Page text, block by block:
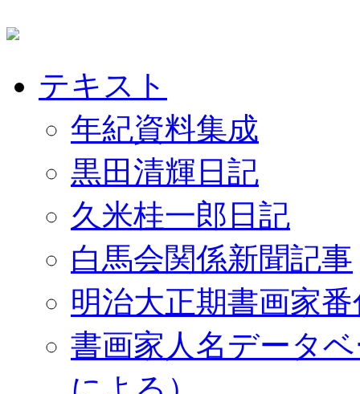
テキスト
年紀資料集成
黒田清輝日記
久米桂一郎日記
白馬会関係新聞記事
明治大正期書画家
書画家人名データ